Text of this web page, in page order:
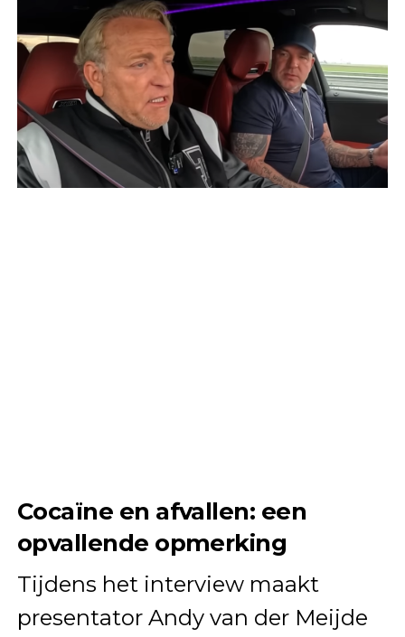
Cocaïne en afvallen: een
opvallende opmerking
Tijdens het interview maakt
presentator Andy van der Meijde